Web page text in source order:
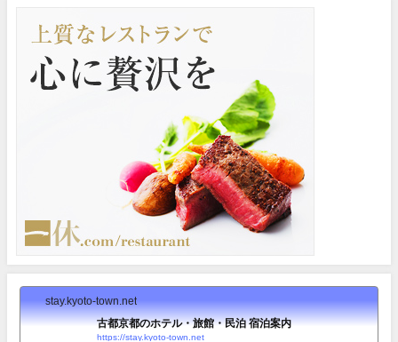
stay.kyoto-town.net
古都京都のホテル・旅館・民泊 宿泊案内
https://stay.kyoto-town.net